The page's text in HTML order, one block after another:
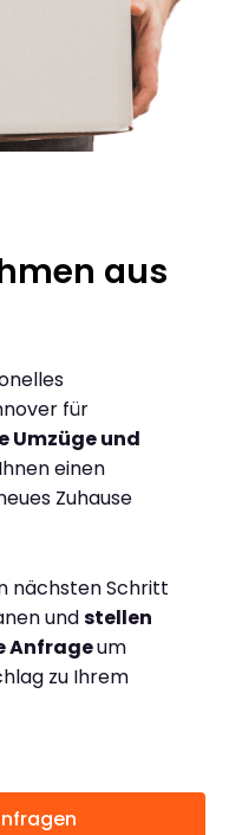
aus
für
Umzüge und
einen
Zuhause
nächsten Schritt
undstellen
Anfrageum
zu Ihrem